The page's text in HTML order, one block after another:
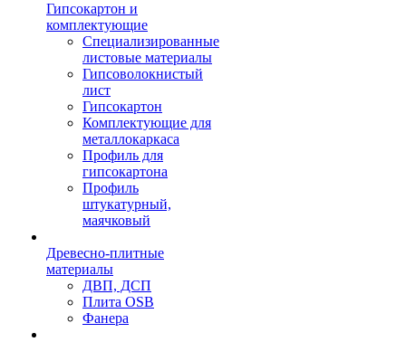
Гипсокартон и
комплектующие
Специализированные
листовые материалы
Гипсоволокнистый
лист
Гипсокартон
Комплектующие для
металлокаркаса
Профиль для
гипсокартона
Профиль
штукатурный,
маячковый
Древесно-плитные
материалы
ДВП, ДСП
Плита OSB
Фанера